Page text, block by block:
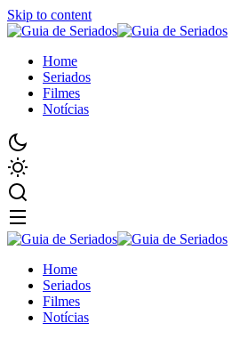
Skip to content
Home
Seriados
Filmes
Notícias
Home
Seriados
Filmes
Notícias